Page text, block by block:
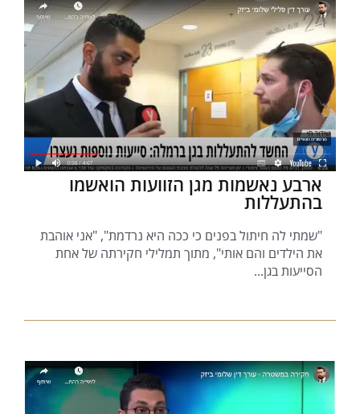
ארבע נאשמות מגן הזוועות הואשמו
בהתעללות
"שמתי לה חיתול בפנים כי ככה היא נרדמת", "אני אוהבת
את הילדים והם אותי", מתוך תמלילי חקירתה של אחת
הסייעות בגן...